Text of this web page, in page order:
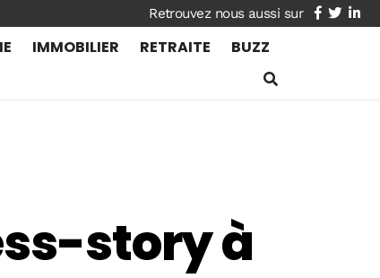
facebook
twitter
IMMOBILIER RETRAITE BUZZ
story à